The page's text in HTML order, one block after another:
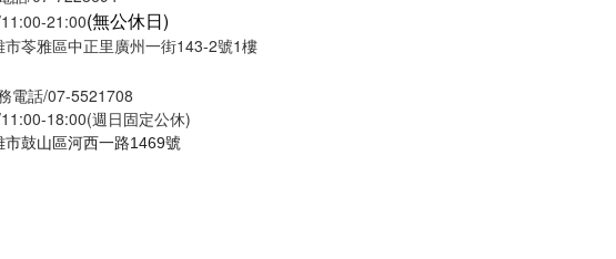
21:00(無公休日)
苓雅區中正里廣州一街143-2號1樓
電話/07-5521708
18:00(週日固定公休)
市鼓山區河西一路1469號